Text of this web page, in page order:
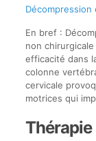
En bref :
non
efficacité dans
colonne
cervicale
motrices qui
Thérapie